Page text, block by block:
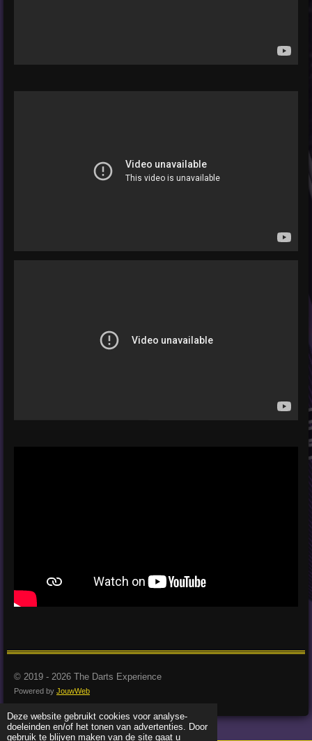
Deze website gebruikt cookies voor analyse-
doeleinden en/of het tonen van advertenties. Door
gebruik te blijven maken van de site gaat u
© 2019 - 2026 The Darts Experience
Powered by JouwWeb